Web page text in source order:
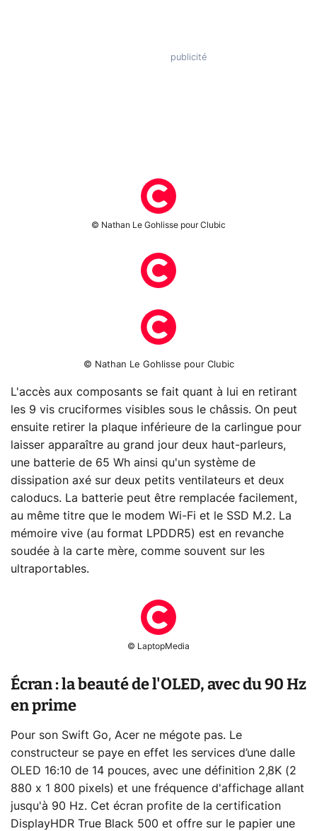
© Nathan Le Gohlisse pour Clubic
© Nathan Le Gohlisse pour Clubic
L'accès aux composants se fait quant à lui en retirant
les 9 vis cruciformes visibles sous le châssis. On peut
ensuite retirer la plaque inférieure de la carlingue pour
laisser apparaître au grand jour deux haut-parleurs,
une batterie de 65 Wh ainsi qu'un système de
dissipation axé sur deux petits ventilateurs et deux
caloducs. La batterie peut être remplacée facilement,
au même titre que le modem Wi-Fi et le SSD M.2. La
mémoire vive (au format LPDDR5) est en revanche
soudée à la carte mère, comme souvent sur les
ultraportables.
© LaptopMedia
Écran : la beauté de l'OLED, avec du 90 Hz
en prime
Pour son Swift Go, Acer ne mégote pas. Le
constructeur se paye en effet les services d’une dalle
OLED 16:10 de 14 pouces, avec une définition 2,8K (2
880 x 1 800 pixels) et une fréquence d'affichage allant
jusqu'à 90 Hz. Cet écran profite de la certification
DisplayHDR True Black 500 et offre sur le papier une